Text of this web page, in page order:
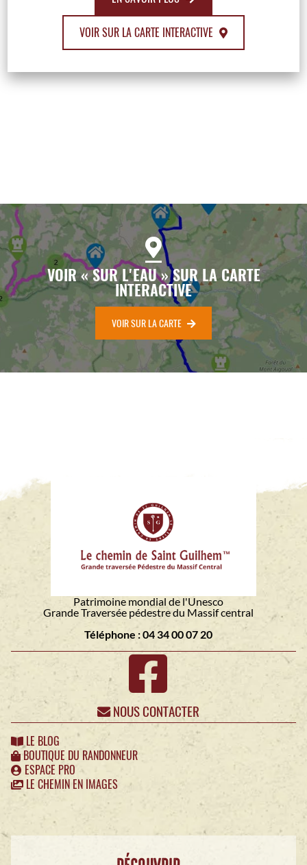
VOIR SUR LA CARTE INTERACTIVE
VOIR « SUR L'EAU » SUR LA CARTE
INTERACTIVE
VOIR SUR LA CARTE
Patrimoine mondial de l'Unesco
Grande Traversée pédestre du Massif central
Téléphone : 04 34 00 07 20
NOUS CONTACTER
LE BLOG
BOUTIQUE DU RANDONNEUR
ESPACE PRO
LE CHEMIN EN IMAGES